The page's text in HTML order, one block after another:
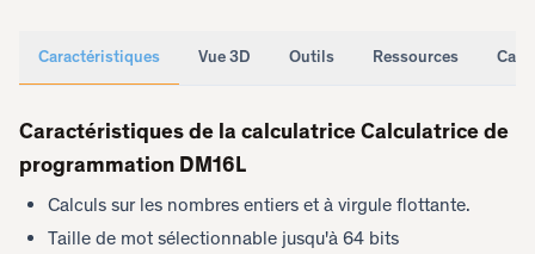
Caractéristiques Vue 3D Outils Ressources
Caractéristiques de la calculatrice Calculatrice de
programmation DM16L
Calculs sur les nombres entiers et à virgule flottante.
Taille de mot sélectionnable jusqu'à 64 bits